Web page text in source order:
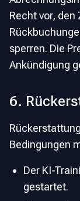
Recht vor,
sperren. Die
Ankündigung
6.
Bedingungen
Der KI-
gestartet.